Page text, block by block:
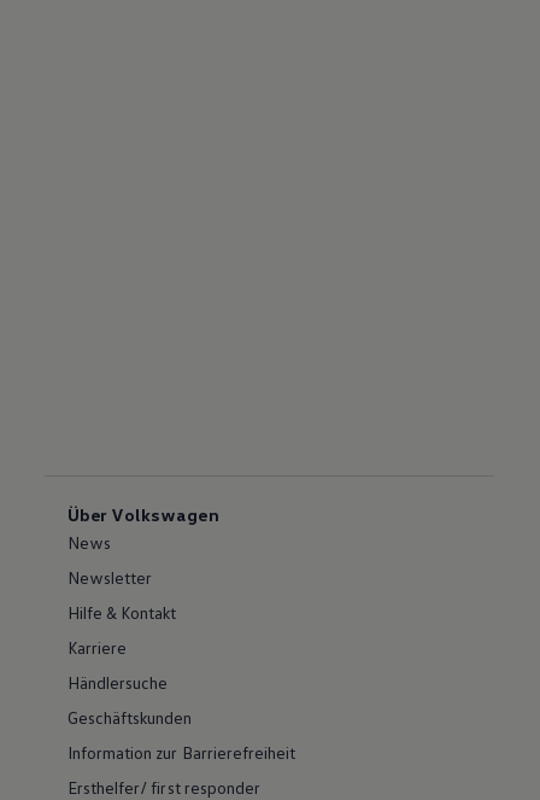
Über Volkswagen
News
Newsletter
Hilfe & Kontakt
Karriere
Händlersuche
Geschäftskunden
Information zur Barrierefreiheit
Ersthelfer/ first responder